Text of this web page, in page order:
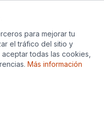
Todos los derechos
para mejorar tu
el tráfico del sitio y
todas las cookies,
Más información